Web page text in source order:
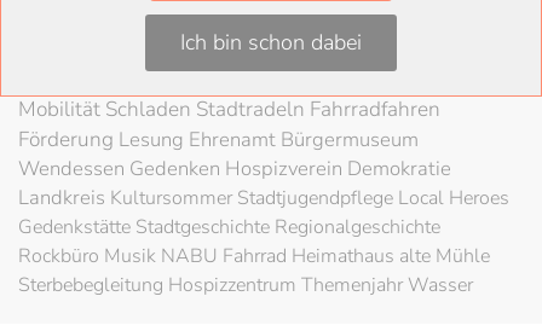
Braunschweigische LandschaftHABSchloss
80 Jahre KriegsendeLiteratur
SchöppenstedtUmweltschutzLAG Rock
Mobilität Schladen Stadtradeln Fahrradfahren
Förderung Lesung Ehrenamt Bürgermuseum
Wendessen Gedenken Hospizverein Demokratie
Landkreis KultursommerStadtjugendpflege Local Heroes
Gedenkstätte Stadtgeschichte Regionalgeschichte
Rockbüro Musik NABU Fahrrad Heimathaus alte Mühle
Sterbebegleitung Hospizzentrum Themenjahr Wasser
Ich bin schon dabei